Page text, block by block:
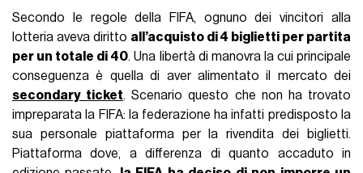
Secondo le regole della FIFA, ognuno dei vincitori alla
lotteria aveva diritto all’acquisto di 4 biglietti per partita
per un totale di 40. Una libertà di manovra la cui principale
conseguenza è quella di aver alimentato il mercato dei
secondary ticket. Scenario questo che non ha trovato
impreparata la FIFA: la federazione ha infatti predisposto la
sua personale piattaforma per la rivendita dei biglietti.
Piattaforma dove, a differenza di quanto accaduto in